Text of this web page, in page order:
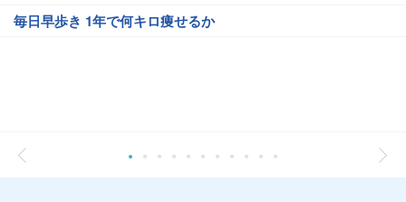
毎日早歩き 1年で何キロ痩せるか